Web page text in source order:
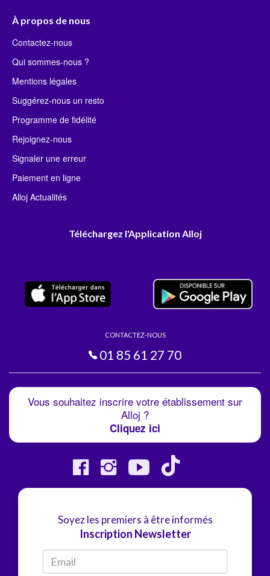
À propos de nous
Contactez-nous
Qui sommes-nous ?
Mentions légales
Suggérez-nous un resto
Programme de fidélité
Rejoignez-nous
Signaler une erreur
Paiement en ligne
Alloj Actualités
Téléchargez l'Application Alloj
CONTACTEZ-NOUS
01 85 61 27 70
Vous souhaitez inscrire votre établissement sur
Alloj ?
Cliquez ici
Soyez les premiers à être informés
Inscription Newsletter